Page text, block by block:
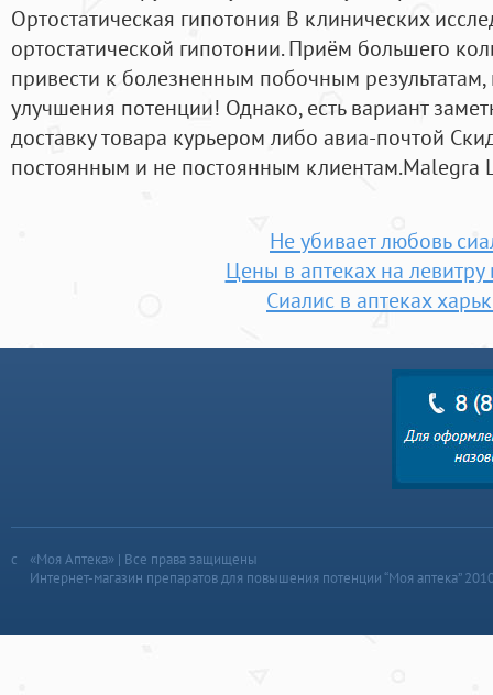
Ортостатическая гипотония В клинических
ортостатической гипотонии. Приём большего
привести к болезненным побочным
улучшения потенции! Однако, есть вариант
доставку товара курьером либо авиа-почтой
постоянным и не постоянным клиентам.Malegra
Не убивает любовь
Цены в аптеках на
Сиалис в аптеках
«Моя Аптека» | Все права защищены
Интернет-магазин препаратов для повышения потенции “Моя аптека”